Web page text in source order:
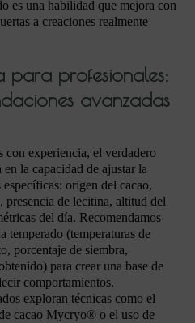
es una habilidad que mejora con
a creaciones realmente
para profesionales:
avanzadas
con experiencia, el verdadero
la capacidad de ajustar la
origen del cacao,
presencia de lecitina, altitud del
del día. Recomendamos
temperado (temperaturas de
porcentaje de siembra,
para crear una base de
comportamientos.
exploran técnicas como el
cacao Mycryo® o el uso de